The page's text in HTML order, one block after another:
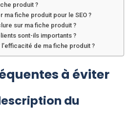
produit ?
ma fiche produit pour le SEO ?
sur ma fiche produit ?
sont-ils importants ?
de ma fiche produit ?
à éviter
du